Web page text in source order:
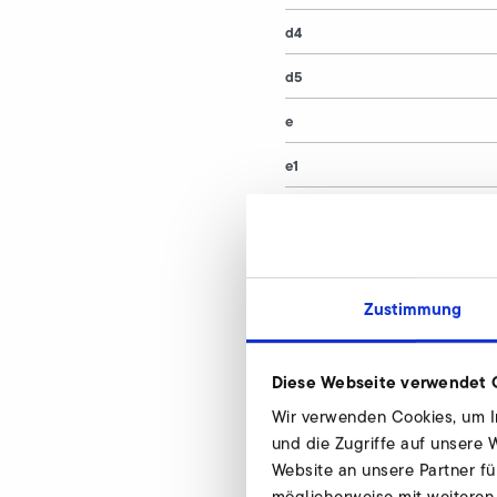
Zustimmung
Diese Webseite verwendet
Wir verwenden Cookies, um
und die Zugriffe auf unsere
Website an unsere Partner
d4
d5
e
e1
Materialnummer
Feinfilter mit
Wir beraten
stehen Ihnen